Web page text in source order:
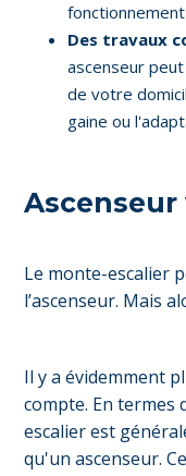
Des travaux
ascenseur
de votre
gaine ou
Le monte-escalier
l’ascenseur. Mais
Il y a évidemment
compte. En termes
escalier est
qu'un ascenseur.